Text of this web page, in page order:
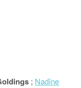
; Nadīne